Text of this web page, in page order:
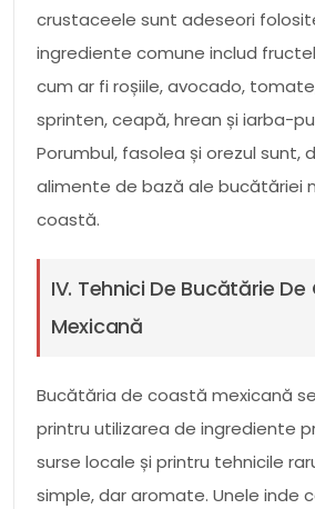
crustaceele sunt adeseori
ingrediente comune includ
cum ar fi roșiile, avocado,
sprinten, ceapă, hrean și iarba-
Porumbul, fasolea și orezul sunt,
alimente de bază ale bucătăriei
coastă.
IV. Tehnici De Bucătărie
Mexicană
Bucătăria de coastă mexicană
printru utilizarea de ingrediente
surse locale și printru tehnicile
simple, dar aromate. Unele inde